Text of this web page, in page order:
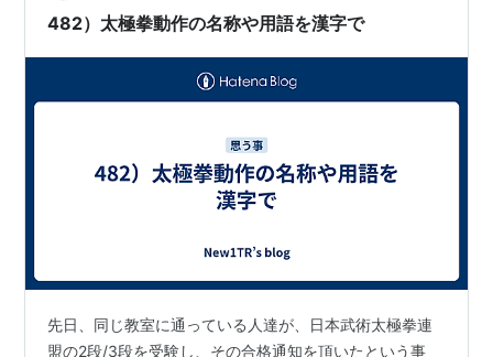
ったり、膝が前に滑り出たり、大腿四頭筋…
482）太極拳動作の名称や用語を漢字で
先日、同じ教室に通っている人達が、日本武術太極拳連
盟の2段/3段を受験し、その合格通知を頂いたという事